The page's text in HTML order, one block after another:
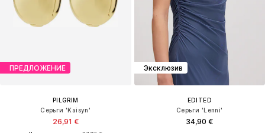
ПРЕДЛОЖЕНИЕ
PILGRIM
Серьги 'Kaisyn'
26,91 €
Эксклюзив
EDITED
Серьги 'Lenni'
34,90 €